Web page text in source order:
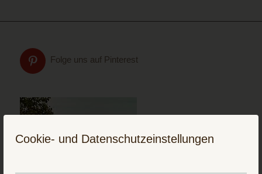
Cookie- und Datenschutzeinstellungen
Folge uns auf Pinterest